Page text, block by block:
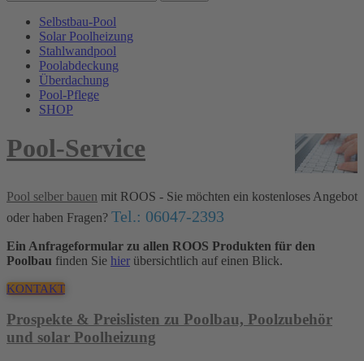
Selbstbau-Pool
Solar Poolheizung
Stahlwandpool
Poolabdeckung
Überdachung
Pool-Pflege
SHOP
Pool-Service
Pool selber bauen mit ROOS - Sie möchten ein kostenloses Angebot
oder haben Fragen? Tel.: 06047-2393
Ein Anfrageformular zu allen ROOS Produkten für den
Poolbau finden Sie hier übersichtlich auf einen Blick.
KONTAKT
Prospekte & Preislisten zu Poolbau, Poolzubehör
und solar Poolheizung